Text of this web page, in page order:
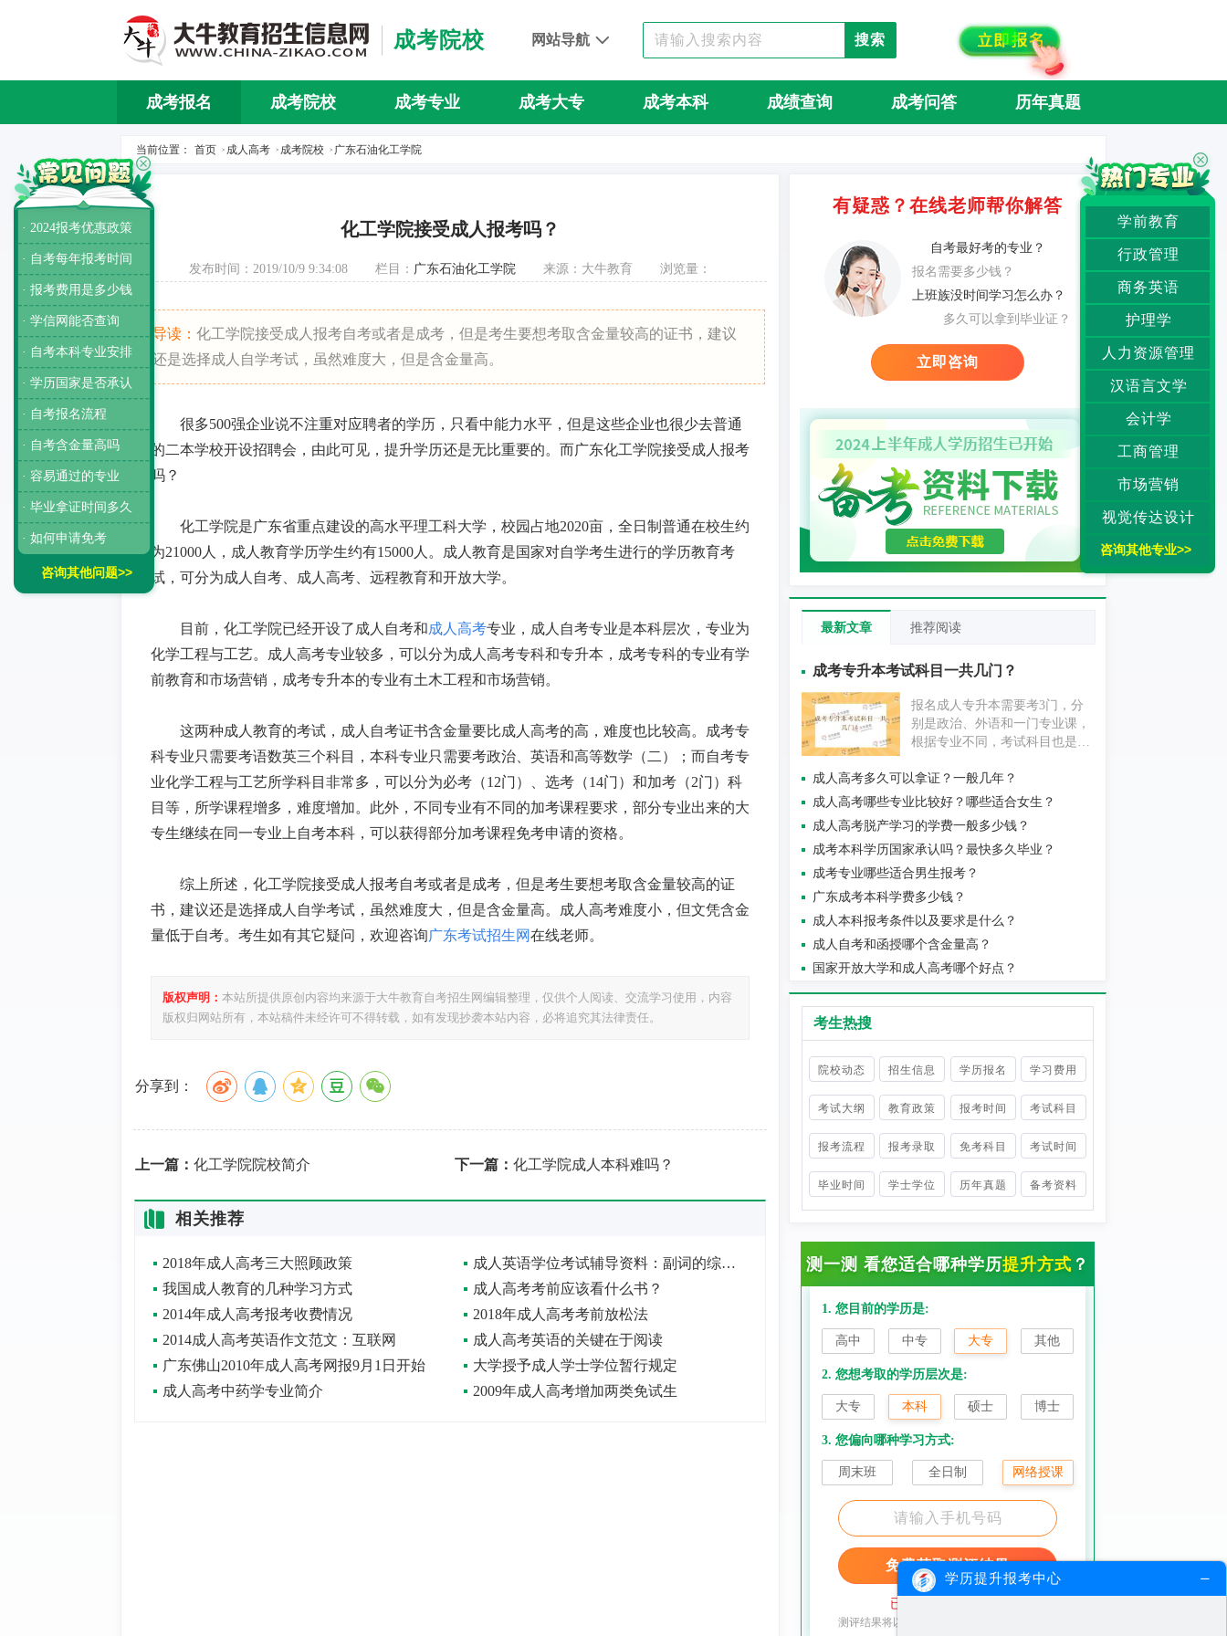
成考院校 网站导航 搜索
成考报名 成考院校 成考专业 成考大专 成考本科 成绩查询 成考问答 历年真题
当前位置： 首页 > 成人高考 > 成考院校 > 广东石油化工学院
化工学院接受成人报考吗？
发布时间：2019/10/9 9:34:08 栏目： 广东石油化工学院 来源：大牛教育 浏览量：
导读： 化工学院接受成人报考自考或者是成考，但是考生要想考取含金量较高的证书，建议
还是选择成人自学考试，虽然难度大，但是含金量高。
很多500强企业说不注重对应聘者的学历，只看中能力水平，但是这些企业也很少去普通
的二本学校开设招聘会，由此可见，提升学历还是无比重要的。而广东化工学院接受成人报考
吗？
化工学院是广东省重点建设的高水平理工科大学，校园占地2020亩，全日制普通在校生约
为21000人，成人教育学历学生约有15000人。成人教育是国家对自学考生进行的学历教育考
试，可分为成人自考、成人高考、远程教育和开放大学。
目前，化工学院已经开设了成人自考和成人高考专业，成人自考专业是本科层次，专业为
化学工程与工艺。成人高考专业较多，可以分为成人高考专科和专升本，成考专科的专业有学
前教育和市场营销，成考专升本的专业有土木工程和市场营销。
这两种成人教育的考试，成人自考证书含金量要比成人高考的高，难度也比较高。成考专
科专业只需要考语数英三个科目，本科专业只需要考政治、英语和高等数学（二）；而自考专
业化学工程与工艺所学科目非常多，可以分为必考（12门）、选考（14门）和加考（2门）科
目等，所学课程增多，难度增加。此外，不同专业有不同的加考课程要求，部分专业出来的大
专生继续在同一专业上自考本科，可以获得部分加考课程免考申请的资格。
综上所述，化工学院接受成人报考自考或者是成考，但是考生要想考取含金量较高的证
书，建议还是选择成人自学考试，虽然难度大，但是含金量高。成人高考难度小，但文凭含金
量低于自考。考生如有其它疑问，欢迎咨询广东考试招生网在线老师。
版权声明： 本站所提供原创内容均来源于大牛教育自考招生网编辑整理，仅供个人阅读、交流学习使用，内容
版权归网站所有，本站稿件未经许可不得转载，如有发现抄袭本站内容，必将追究其法律责任。
分享到：
上一篇： 化工学院院校简介 下一篇： 化工学院成人本科难吗？
相关推荐
2018年成人高考三大照顾政策
成人英语学位考试辅导资料：副词的综合练习
我国成人教育的几种学习方式
成人高考考前应该看什么书？
2014年成人高考报考收费情况
2018年成人高考考前放松法
2014成人高考英语作文范文：互联网
成人高考英语的关键在于阅读
广东佛山2010年成人高考网报9月1日开始
大学授予成人学士学位暂行规定
成人高考中药学专业简介
2009年成人高考增加两类免试生
有疑惑？在线老师帮你解答
自考最好考的专业？
报名需要多少钱？
上班族没时间学习怎么办？
多久可以拿到毕业证？
立即咨询
最新文章 推荐阅读
成考专升本考试科目一共几门？
报名成人专升本需要考3门，分
别是政治、外语和一门专业课，
根据专业不同，考试科目也是不
过成人专升本的考试有一些难
度，但是考生不用担心，根据考
成人高考多久可以拿证？一般几年？
成人高考哪些专业比较好？哪些适合女生？
成人高考脱产学习的学费一般多少钱？
成考本科学历国家承认吗？最快多久毕业？
成考专业哪些适合男生报考？
广东成考本科学费多少钱？
成人本科报考条件以及要求是什么？
成人自考和函授哪个含金量高？
国家开放大学和成人高考哪个好点？
考生热搜
院校动态 招生信息 学历报名 学习费用
考试大纲 教育政策 报考时间 考试科目
报考流程 报考录取 免考科目 考试时间
毕业时间 学士学位 历年真题 备考资料
测一测 看您适合哪种学历提升方式 ？
1. 您目前的学历是:
高中 中专 大专 其他
2. 您想考取的学历层次是:
大专 本科 硕士 博士
3. 您偏向哪种学习方式:
周末班 全日制 网络授课
免费获取测评结果
已加密，请放心填写
测评结果将以短信形式发送至您的手机请查收
· 2024报考优惠政策
· 自考每年报考时间
· 报考费用是多少钱
· 学信网能否查询
· 自考本科专业安排
· 学历国家是否承认
· 自考报名流程
· 自考含金量高吗
· 容易通过的专业
· 毕业拿证时间多久
· 如何申请免考
咨询其他问题>>
学前教育
行政管理
商务英语
护理学
人力资源管理
汉语言文学
会计学
工商管理
市场营销
视觉传达设计
咨询其他专业>>
学历提升报考中心